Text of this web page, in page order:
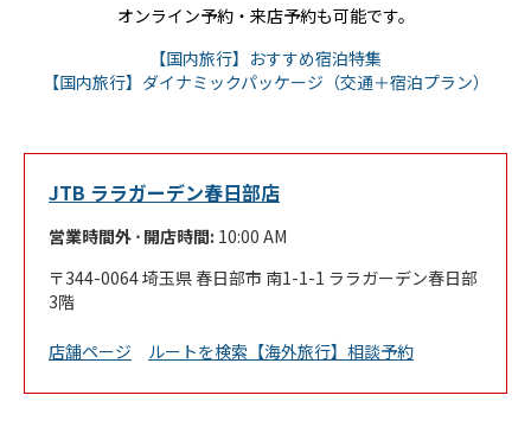
オンライン予約・来店予約も可能です。
【国内旅行】おすすめ宿泊特集
【国内旅行】ダイナミックパッケージ（交通＋宿泊プラン）
JTB ララガーデン春日部店
営業時間外 ⋅ 開店時間: 10:00 AM
344-0064埼玉県 春日部市 南1-1-1 ララガーデン春日部
3階
店舗ページ ルートを検索 Link Opens in New Tab
【海外旅行】相談予約